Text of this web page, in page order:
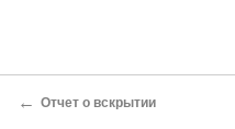
← Отчет о вскрытии